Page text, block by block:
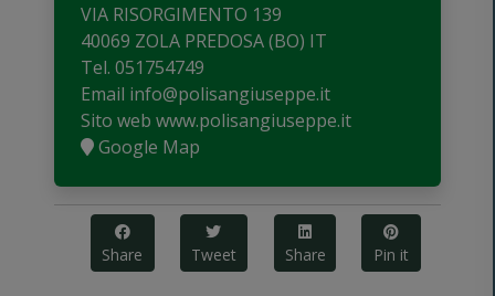
VIA RISORGIMENTO 139
40069 ZOLA PREDOSA (BO) IT
Tel.051754749
Email info@polisangiuseppe.it
Sito webwww.polisangiuseppe.it
Google Map
Share Tweet Share Pin it